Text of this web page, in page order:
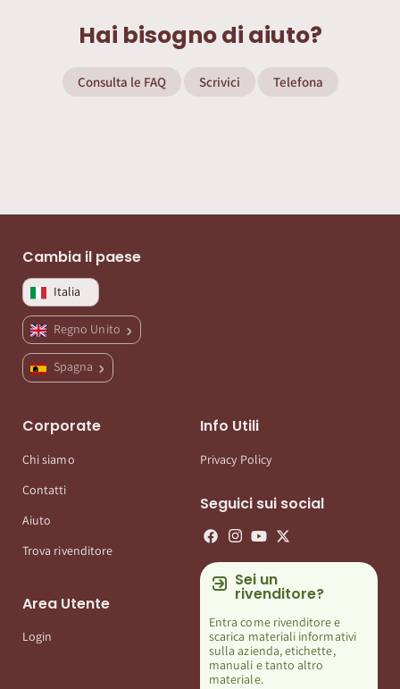
Hai bisogno di aiuto?
Consulta le FAQ Scrivici Telefona
Cambia il paese
Italia
Regno Unito
Spagna
Corporate
Chi siamo
Contatti
Aiuto
Trova rivenditore
Area Utente
Login
Info Utili
Privacy Policy
Seguici sui social
Sei un
rivenditore?
Entra come rivenditore e
scarica materiali informativi
sulla azienda, etichette,
manuali e tanto altro
materiale.